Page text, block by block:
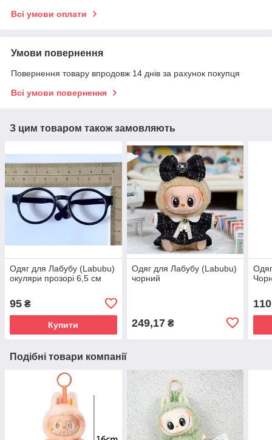
Всі умови оплати
Умови повернення
Повернення товару впродовж 14 днів за рахунок покупця
Всі умови повернення
З цим товаром також замовляють
Одяг для Лабубу (Labubu)
окуляри прозорі 6,5 см
95 ₴
Купити
Одяг для Лабубу (Labubu)
чорний
249,17₴
110
Подібні товари компанії